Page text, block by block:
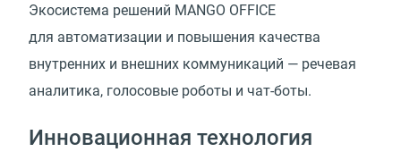
Экосистема решений MANGO OFFICE
для автоматизации и повышения качества
внутренних и внешних коммуникаций — речевая
аналитика, голосовые роботы и чат-боты.
Инновационная технология